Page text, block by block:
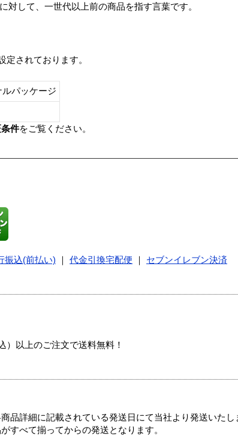
対して、一世代以上前の商品を指す言葉です。
定されております。
パッケージ
件をご覧ください。
振込(前払い) 代金引換宅配便
セブンイレブン決済
以上のご注文で送料無料！
品詳細に記載されている発送日にて当社より発送いたし
すべて揃ってからの発送となります。